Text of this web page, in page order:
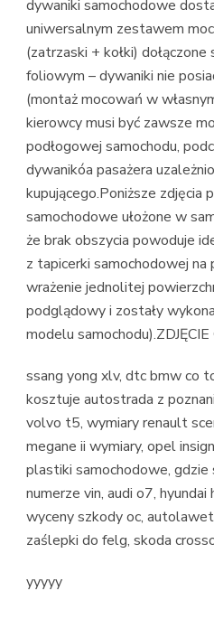
dywaniki samochodowe
uniwersalnym zestawem
(zatrzaski + kołki)
foliowym – dywaniki nie
(montaż mocowań w
kierowcy musi być zawsze
podłogowej samochodu,
dywanikóa pasażera
kupującego.Poniższe zdjęcia
samochodowe ułożone w
że brak obszycia powoduje
z tapicerki samochodowej na
wrażenie jednolitej
podglądowy i zostały
modelu
ssang yong xlv, dtc bmw co
kosztuje autostrada z
volvo t5, wymiary renault
megane ii wymiary, opel
plastiki samochodowe, gdzie
numerze vin, audi o7, hyundai
wyceny szkody oc,
zaślepki do felg, skoda
yyyyy